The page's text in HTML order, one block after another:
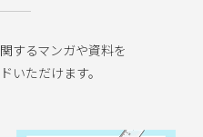
するマンガや資料を
いただけます。